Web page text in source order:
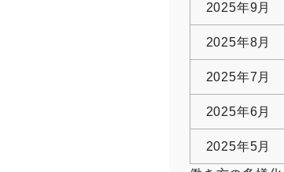
2025年9月
2025年8月
2025年7月
2025年6月
2025年5月